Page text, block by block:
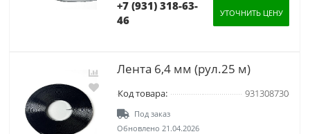
+7 (931) 318-63-
46
УТОЧНИТЬ ЦЕНУ
Лента 6,4 мм (рул.25 м)
Код товара: 931308730
Под заказ
Обновлено 21.04.2026